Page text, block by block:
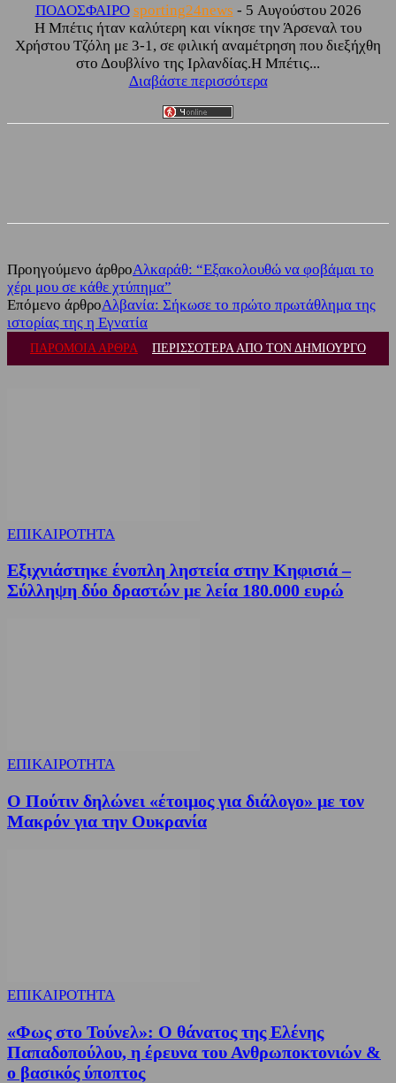
ΠΟΔΟΣΦΑΙΡΟ sporting24news - 5 Αυγούστου 2026
Η Μπέτις ήταν καλύτερη και νίκησε την Άρσεναλ του
Χρήστου Τζόλη με 3-1, σε φιλική αναμέτρηση που διεξήχθη
στο Δουβλίνο της Ιρλανδίας.Η Μπέτις...
Διαβάστε περισσότερα
Προηγούμενο άρθροΑλκαράθ: “Εξακολουθώ να φοβάμαι το
χέρι μου σε κάθε χτύπημα”
Επόμενο άρθροΑλβανία: Σήκωσε το πρώτο πρωτάθλημα της
ιστορίας της η Εγνατία
ΠΑΡΟΜΟΙΑ ΑΡΘΡΑ ΠΕΡΙΣΣΟΤΕΡΑ ΑΠΟ ΤΟΝ ΔΗΜΙΟΥΡΓΟ
ΕΠΙΚΑΙΡΟΤΗΤΑ
Εξιχνιάστηκε ένοπλη ληστεία στην Κηφισιά –
Σύλληψη δύο δραστών με λεία 180.000 ευρώ
ΕΠΙΚΑΙΡΟΤΗΤΑ
Ο Πούτιν δηλώνει «έτοιμος για διάλογο» με τον
Μακρόν για την Ουκρανία
ΕΠΙΚΑΙΡΟΤΗΤΑ
«Φως στο Τούνελ»: Ο θάνατος της Ελένης
Παπαδοπούλου, η έρευνα του Ανθρωποκτονιών &
ο βασικός ύποπτος